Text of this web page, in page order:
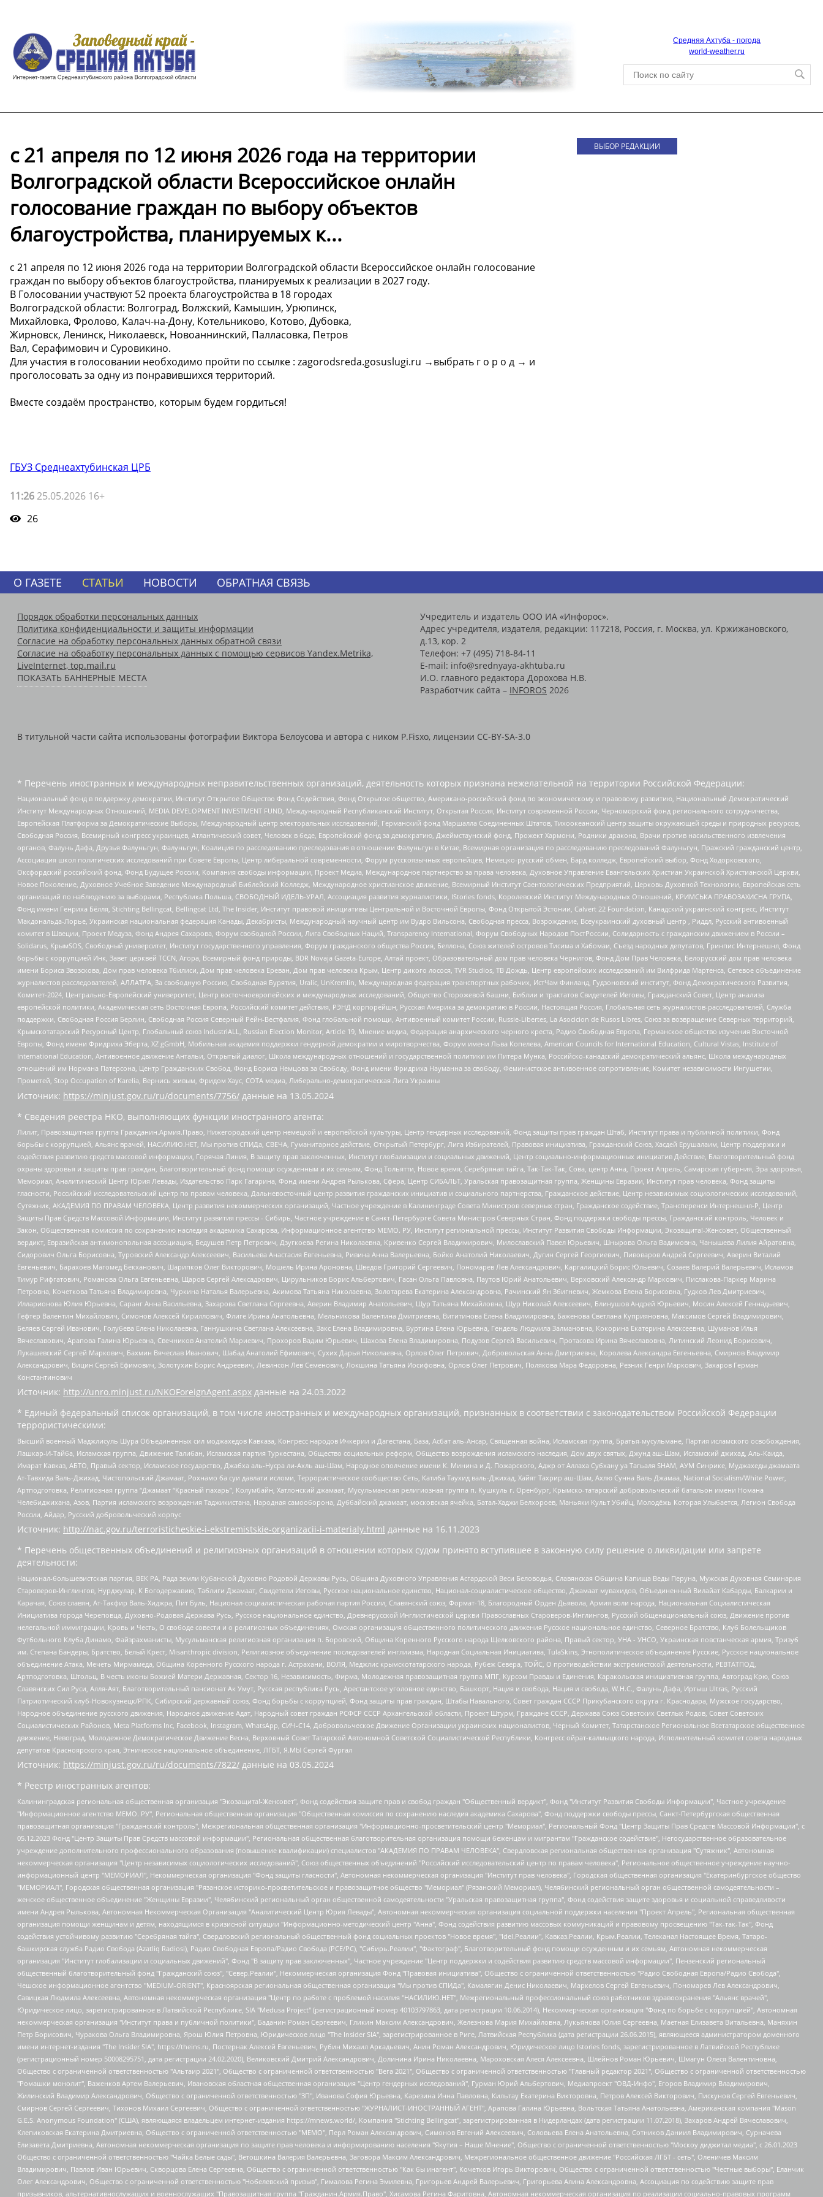
Средняя Ахтуба - погода
world-weather.ru
с 21 апреля по 12 июня 2026 года на территории
Волгоградской области Всероссийское онлайн
голосование граждан по выбору объектов
благоустройства, планируемых к...
с 21 апреля по 12 июня 2026 года на территории Волгоградской области Всероссийское онлайн голосование
граждан по выбору объектов благоустройства, планируемых к реализации в 2027 году.
В Голосовании участвуют 52 проекта благоустройства в 18 городах
Волгоградской области: Волгоград, Волжский, Камышин, Урюпинск,
Михайловка, Фролово, Калач-на-Дону, Котельниково, Котово, Дубовка,
Жирновск, Ленинск, Николаевск, Новоаннинский, Палласовка, Петров
Вал, Серафимович и Суровикино.
Для участия в голосовании необходимо пройти по ссылке : zagorodsreda.gosuslugi.ru →выбрать г о р о д → и
проголосовать за одну из понравившихся территорий.
Вместе создаём пространство, которым будем гордиться!
ГБУЗ Среднеахтубинская ЦРБ
11:26 25.05.2026 16+
26
ВЫБОР РЕДАКЦИИ
О ГАЗЕТЕ СТАТЬИ НОВОСТИ ОБРАТНАЯ СВЯЗЬ
Порядок обработки персональных данных
Политика конфиденциальности и защиты информации
Согласие на обработку персональных данных обратной связи
Согласие на обработку персональных данных с помощью сервисов Yandex.Metrika,
LiveInternet, top.mail.ru
ПОКАЗАТЬ БАННЕРНЫЕ МЕСТА
Учредитель и издатель ООО ИА «Инфорос».
Адрес учредителя, издателя, редакции: 117218, Россия, г. Москва, ул. Кржижановского,
д.13, кор. 2
Телефон: +7 (495) 718-84-11
E-mail: info@srednyaya-akhtuba.ru
И.О. главного редактора Дорохова Н.В.
Разработчик сайта – INFOROS 2026
В титульной части сайта использованы фотографии Виктора Белоусова и автора с ником P.Fisxo, лицензии CC-BY-SA-3.0
* Перечень иностранных и международных неправительственных организаций, деятельность которых признана нежелательной на территории Российской Федерации:
Национальный фонд в поддержку демократии, Институт Открытое Общество Фонд Содействия, Фонд Открытое общество, Американо-российский фонд по экономическому и правовому развитию, Национальный Демократический
Институт Международных Отношений, MEDIA DEVELOPMENT INVESTMENT FUND, Международный Республиканский Институт, Открытая Россия, Институт современной России, Черноморский фонд регионального сотрудничества,
Европейская Платформа за Демократические Выборы, Международный центр электоральных исследований, Германский фонд Маршалла Соединенных Штатов, Тихоокеанский центр защиты окружающей среды и природных ресурсов,
Свободная Россия, Всемирный конгресс украинцев, Атлантический совет, Человек в беде, Европейский фонд за демократию, Джеймстаунский фонд, Прожект Хармони, Родники дракона, Врачи против насильственного извлечения
органов, Фалунь Дафа, Друзья Фалуньгун, Фалуньгун, Коалиция по расследованию преследования в отношении Фалуньгун в Китае, Всемирная организация по расследованию преследований Фалуньгун, Пражский гражданский центр,
Ассоциация школ политических исследований при Совете Европы, Центр либеральной современности, Форум русскоязычных европейцев, Немецко-русский обмен, Бард колледж, Европейский выбор, Фонд Ходорковского,
Оксфордский российский фонд, Фонд Будущее России, Компания свободы информации, Проект Медиа, Международное партнерство за права человека, Духовное Управление Евангельских Христиан Украинской Христианской Церкви,
Новое Поколение, Духовное Учебное Заведение Международный Библейский Колледж, Международное христианское движение, Всемирный Институт Саентологических Предприятий, Церковь Духовной Технологии, Европейская сеть
организаций по наблюдению за выборами, Республика Польша, СВОБОДНЫЙ ИДЕЛЬ-УРАЛ, Ассоциация развития журналистики, IStories fonds, Королевский Институт Международных Отношений, КРИМСЬКА ПРАВОЗАХИСНА ГРУПА,
Фонд имени Генриха Бёлля, Stichting Bellingcat, Bellingcat Ltd, The Insider, Институт правовой инициативы Центральной и Восточной Европы, Фонд Открытой Эстонии, Calvert 22 Foundation, Канадский украинский конгресс, Институт
Макдональда-Лорье, Украинская национальная федерация Канады, Декабристы, Международный научный центр им Вудро Вильсона, Свободная пресса, Возрождение, Всеукраинский духовный центр , Риддл, Русский антивоенный
комитет в Швеции, Проект Медуза, Фонд Андрея Сахарова, Форум свободной России, Лига Свободных Наций, Transparеncy International, Форум Свободных Народов ПостРоссии, Солидарность с гражданским движением в России –
Solidarus, КрымSOS, Свободный университет, Институт государственного управления, Форум гражданского общества Россия, Беллона, Союз жителей островов Тисима и Хабомаи, Съезд народных депутатов, Гринпис Интернешнл, Фонд
борьбы с коррупцией Инк, Завет церквей TCCN, Агора, Всемирный фонд природы, BDR Novaja Gazeta-Europe, Алтай проект, Образовательный дом прав человека Чернигов, Фонд Дом Прав Человека, Белорусский дом прав человека
имени Бориса Звозскова, Дом прав человека Тбилиси, Дом прав человека Ереван, Дом прав человека Крым, Центр дикого лосося, TVR Studios, ТВ Дождь, Центр европейских исследований им Вилфрида Мартенса, Сетевое объединение
журналистов расследователей, АЛЛАТРА, За свободную Россию, Свободная Бурятия, Uralic, UnKremlin, Международная федерация транспортных рабочих, ИстЧам Финланд, Гудзоновский институт, Фонд Демократического Развития,
Комитет-2024, Центрально-Европейский университет, Центр восточноевропейских и международных исследований, Общество Сторожевой башни, Библии и трактатов Свидетелей Иеговы, Гражданский Совет, Центр анализа
европейской политики, Академическая сеть Восточная Европа, Российский комитет действия, РЭНД корпорейшн, Русская Америка за демократию в России, Настоящая Россия, Глобальная сеть журналистов-расследователей, Служба
поддержки, Свободная Россия Берлин, Свободная Россия Северный Рейн-Вестфалия, Фонд глобальной помощи, Антивоенный комитет России, Russie-Libertes, La Asocicion de Rusos Libres, Союз за возвращение Северных территорий,
Крымскотатарский Ресурсный Центр, Глобальный союз IndustriALL, Russian Election Monitor, Article 19, Мнение медиа, Федерация анархического черного креста, Радио Свободная Европа, Германское общество изучения Восточной
Европы, Фонд имени Фридриха Эберта, XZ gGmbH, Мобильная академия поддержки гендерной демократии и миротворчества, Форум имени Льва Копелева, American Councils for International Education, Cultural Vistas, Institute of
International Education, Антивоенное движение Антальи, Открытый диалог, Школа международных отношений и государственной политики им Питера Мунка, Российско-канадский демократический альянс, Школа международных
отношений им Нормана Патерсона, Центр Гражданских Свобод, Фонд Бориса Немцова за Свободу, Фонд имени Фридриха Науманна за свободу, Феминистское антивоенное сопротивление, Комитет независимости Ингушетии,
Прометей, Stop Occupation of Karelia, Вернись живым, Фридом Хаус, СОТА медиа, Либерально-демократическая Лига Украины
Источник: https://minjust.gov.ru/ru/documents/7756/ данные на 13.05.2024
* Сведения реестра НКО, выполняющих функции иностранного агента:
Лилит, Правозащитная группа Гражданин.Армия.Право, Нижегородский центр немецкой и европейской культуры, Центр гендерных исследований, Фонд защиты прав граждан Штаб, Институт права и публичной политики, Фонд
борьбы с коррупцией, Альянс врачей, НАСИЛИЮ.НЕТ, Мы против СПИДа, СВЕЧА, Гуманитарное действие, Открытый Петербург, Лига Избирателей, Правовая инициатива, Гражданский Союз, Хасдей Ерушалаим, Центр поддержки и
содействия развитию средств массовой информации, Горячая Линия, В защиту прав заключенных, Институт глобализации и социальных движений, Центр социально-информационных инициатив Действие, Благотворительный фонд
охраны здоровья и защиты прав граждан, Благотворительный фонд помощи осужденным и их семьям, Фонд Тольятти, Новое время, Серебряная тайга, Так-Так-Так, Сова, центр Анна, Проект Апрель, Самарская губерния, Эра здоровья,
Мемориал, Аналитический Центр Юрия Левады, Издательство Парк Гагарина, Фонд имени Андрея Рылькова, Сфера, Центр СИБАЛЬТ, Уральская правозащитная группа, Женщины Евразии, Институт прав человека, Фонд защиты
гласности, Российский исследовательский центр по правам человека, Дальневосточный центр развития гражданских инициатив и социального партнерства, Гражданское действие, Центр независимых социологических исследований,
Сутяжник, АКАДЕМИЯ ПО ПРАВАМ ЧЕЛОВЕКА, Центр развития некоммерческих организаций, Частное учреждение в Калининграде Совета Министров северных стран, Гражданское содействие, Трансперенси Интернешнл-Р, Центр
Защиты Прав Средств Массовой Информации, Институт развития прессы - Сибирь, Частное учреждение в Санкт-Петербурге Совета Министров Северных Стран, Фонд поддержки свободы прессы, Гражданский контроль, Человек и
Закон, Общественная комиссия по сохранению наследия академика Сахарова, Информационное агентство МЕМО. РУ, Институт региональной прессы, Институт Развития Свободы Информации, Экозащита!-Женсовет, Общественный
вердикт, Евразийская антимонопольная ассоциация, Бедушев Петр Петрович, Дзугкоева Регина Николаевна, Кривенко Сергей Владимирович, Милославский Павел Юрьевич, Шнырова Ольга Вадимовна, Чанышева Лилия Айратовна,
Сидорович Ольга Борисовна, Туровский Александр Алексеевич, Васильева Анастасия Евгеньевна, Ривина Анна Валерьевна, Бойко Анатолий Николаевич, Дугин Сергей Георгиевич, Пивоваров Андрей Сергеевич, Аверин Виталий
Евгеньевич, Барахоев Магомед Бекханович, Шарипков Олег Викторович, Мошель Ирина Ароновна, Шведов Григорий Сергеевич, Пономарев Лев Александрович, Каргалицкий Борис Юльевич, Созаев Валерий Валерьевич, Исламов
Тимур Рифгатович, Романова Ольга Евгеньевна, Щаров Сергей Алексадрович, Цирульников Борис Альбертович, Гасан Ольга Павловна, Паутов Юрий Анатольевич, Верховский Александр Маркович, Пислакова-Паркер Марина
Петровна, Кочеткова Татьяна Владимировна, Чуркина Наталья Валерьевна, Акимова Татьяна Николаевна, Золотарева Екатерина Александровна, Рачинский Ян Збигневич, Жемкова Елена Борисовна, Гудков Лев Дмитриевич,
Илларионова Юлия Юрьевна, Саранг Анна Васильевна, Захарова Светлана Сергеевна, Аверин Владимир Анатольевич, Щур Татьяна Михайловна, Щур Николай Алексеевич, Блинушов Андрей Юрьевич, Мосин Алексей Геннадьевич,
Гефтер Валентин Михайлович, Симонов Алексей Кириллович, Флиге Ирина Анатольевна, Мельникова Валентина Дмитриевна, Вититинова Елена Владимировна, Баженова Светлана Куприяновна, Максимов Сергей Владимирович,
Беляев Сергей Иванович, Голубева Елена Николаевна, Ганнушкина Светлана Алексеевна, Закс Елена Владимировна, Буртина Елена Юрьевна, Гендель Людмила Залмановна, Кокорина Екатерина Алексеевна, Шуманов Илья
Вячеславович, Арапова Галина Юрьевна, Свечников Анатолий Мариевич, Прохоров Вадим Юрьевич, Шахова Елена Владимировна, Подузов Сергей Васильевич, Протасова Ирина Вячеславовна, Литинский Леонид Борисович,
Лукашевский Сергей Маркович, Бахмин Вячеслав Иванович, Шабад Анатолий Ефимович, Сухих Дарья Николаевна, Орлов Олег Петрович, Добровольская Анна Дмитриевна, Королева Александра Евгеньевна, Смирнов Владимир
Александрович, Вицин Сергей Ефимович, Золотухин Борис Андреевич, Левинсон Лев Семенович, Локшина Татьяна Иосифовна, Орлов Олег Петрович, Полякова Мара Федоровна, Резник Генри Маркович, Захаров Герман
Константинович
Источник: http://unro.minjust.ru/NKOForeignAgent.aspx данные на 24.03.2022
* Единый федеральный список организаций, в том числе иностранных и международных организаций, признанных в соответствии с законодательством Российской Федерации
террористическими:
Высший военный Маджлисуль Шура Объединенных сил моджахедов Кавказа, Конгресс народов Ичкерии и Дагестана, База, Асбат аль-Ансар, Священная война, Исламская группа, Братья-мусульмане, Партия исламского освобождения,
Лашкар-И-Тайба, Исламская группа, Движение Талибан, Исламская партия Туркестана, Общество социальных реформ, Общество возрождения исламского наследия, Дом двух святых, Джунд аш-Шам, Исламский джихад, Аль-Каида,
Имарат Кавказ, АБТО, Правый сектор, Исламское государство, Джабха аль-Нусра ли-Ахль аш-Шам, Народное ополчение имени К. Минина и Д. Пожарского, Аджр от Аллаха Субхану уа Тагьаля SHAM, АУМ Синрике, Муджахеды джамаата
Ат-Тавхида Валь-Джихад, Чистопольский Джамаат, Рохнамо ба суи давлати исломи, Террористическое сообщество Сеть, Катиба Таухид валь-Джихад, Хайят Тахрир аш-Шам, Ахлю Сунна Валь Джамаа, National Socialism/White Power,
Артподготовка, Религиозная группа “Джамаат “Красный пахарь”, Колумбайн, Хатлонский джамаат, Мусульманская религиозная группа п. Кушкуль г. Оренбург, Крымско-татарский добровольческий батальон имени Номана
Челебиджихана, Азов, Партия исламского возрождения Таджикистана, Народная самооборона, Дуббайский джамаат, московская ячейка, Батал-Хаджи Белхороев, Маньяки Культ Убийц, Молодёжь Которая Улыбается, Легион Свобода
России, Айдар, Русский добровольческий корпус
Источник: http://nac.gov.ru/terroristicheskie-i-ekstremistskie-organizacii-i-materialy.html данные на 16.11.2023
* Перечень общественных объединений и религиозных организаций в отношении которых судом принято вступившее в законную силу решение о ликвидации или запрете
деятельности:
Национал-большевистская партия, ВЕК РА, Рада земли Кубанской Духовно Родовой Державы Русь, Община Духовного Управления Асгардской Веси Беловодья, Славянская Община Капища Веды Перуна, Мужская Духовная Семинария
Староверов-Инглингов, Нурджулар, К Богодержавию, Таблиги Джамаат, Свидетели Иеговы, Русское национальное единство, Национал-социалистическое общество, Джамаат мувахидов, Объединенный Вилайат Кабарды, Балкарии и
Карачая, Союз славян, Ат-Такфир Валь-Хиджра, Пит Буль, Национал-социалистическая рабочая партия России, Славянский союз, Формат-18, Благородный Орден Дьявола, Армия воли народа, Национальная Социалистическая
Инициатива города Череповца, Духовно-Родовая Держава Русь, Русское национальное единство, Древнерусской Инглистической церкви Православных Староверов-Инглингов, Русский общенациональный союз, Движение против
нелегальной иммиграции, Кровь и Честь, О свободе совести и о религиозных объединениях, Омская организация общественного политического движения Русское национальное единство, Северное Братство, Клуб Болельщиков
Футбольного Клуба Динамо, Файзрахманисты, Мусульманская религиозная организация п. Боровский, Община Коренного Русского народа Щелковского района, Правый сектор, УНА - УНСО, Украинская повстанческая армия, Тризуб
им. Степана Бандеры, Братство, Белый Крест, Misanthropic division, Религиозное объединение последователей инглиизма, Народная Социальная Инициатива, TulaSkins, Этнополитическое объединение Русские, Русское национальное
объединение Атака, Мечеть Мирмамеда, Община Коренного Русского народа г. Астрахани, ВОЛЯ, Меджлис крымскотатарского народа, Рубеж Севера, ТОЙС, О противодействии экстремистской деятельности, РЕВТАТПОД,
Артподготовка, Штольц, В честь иконы Божией Матери Державная, Сектор 16, Независимость, Фирма, Молодежная правозащитная группа МПГ, Курсом Правды и Единения, Каракольская инициативная группа, Автоград Крю, Союз
Славянских Сил Руси, Алля-Аят, Благотворительный пансионат Ак Умут, Русская республика Русь, Арестантское уголовное единство, Башкорт, Нация и свобода, Нация и свобода, W.H.С., Фалунь Дафа, Иртыш Ultras, Русский
Патриотический клуб-Новокузнецк/РПК, Сибирский державный союз, Фонд борьбы с коррупцией, Фонд защиты прав граждан, Штабы Навального, Совет граждан СССР Прикубанского округа г. Краснодара, Мужское государство,
Народное объединение русского движения, Народное движение Адат, Народный совет граждан РСФСР СССР Архангельской области, Проект Штурм, Граждане СССР, Держава Союз Советских Светлых Родов, Совет Советских
Социалистических Районов, Meta Platforms Inc, Facebook, Instagram, WhatsApp, СИЧ-С14, Добровольческое Движение Организации украинских националистов, Черный Комитет, Татарстанское Региональное Всетатарское общественное
движение, Невоград, Молодежное Демократическое Движение Весна, Верховный Совет Татарской Автономной Советской Социалистической Республики, Конгресс ойрат-калмыцкого народа, Исполнительный комитет совета народных
депутатов Красноярского края, Этническое национальное объединение, ЛГБТ, Я.МЫ Сергей Фургал
Источник: https://minjust.gov.ru/ru/documents/7822/ данные на 03.05.2024
* Реестр иностранных агентов:
Калининградская региональная общественная организация "Экозащита!-Женсовет", Фонд содействия защите прав и свобод граждан "Общественный вердикт", Фонд "Институт Развития Свободы Информации", Частное учреждение "Информационное агентство МЕМО. РУ", Региональная общественная организация "Общественная комиссия по сохранению наследия академика Сахарова", Фонд поддержки свободы прессы, Санкт-Петербургская общественная правозащитная организация "Гражданский контроль", Межрегиональная общественная организация "Информационно-просветительский центр "Мемориал", Региональный Фонд "Центр Защиты Прав Средств Массовой Информации", с 05.12.2023 Фонд "Центр Защиты Прав Средств массовой информации", Региональная общественная благотворительная организация помощи беженцам и мигрантам "Гражданское содействие", Негосударственное образовательное учреждение дополнительного профессионального образования (повышение квалификации) специалистов "АКАДЕМИЯ ПО ПРАВАМ ЧЕЛОВЕКА", Свердловская региональная общественная организация "Сутяжник", Автономная некоммерческая организация "Центр независимых социологических исследований", Союз общественных объединений "Российский исследовательский центр по правам человека", Региональное общественное учреждение научно-информационный центр "МЕМОРИАЛ", Некоммерческая организация "Фонд защиты гласности", Автономная некоммерческая организация "Институт прав человека", Городская общественная организация "Екатеринбургское общество "МЕМОРИАЛ", Городская общественная организация "Рязанское историко-просветительское и правозащитное общество "Мемориал" (Рязанский Мемориал), Челябинский региональный орган общественной самодеятельности – женское общественное объединение "Женщины Евразии", Челябинский региональный орган общественной самодеятельности "Уральская правозащитная группа", Фонд содействия защите здоровья и социальной справедливости имени Андрея Рылькова, Автономная Некоммерческая Организация "Аналитический Центр Юрия Левады", Автономная некоммерческая организация социальной поддержки населения "Проект Апрель", Региональная общественная организация помощи женщинам и детям, находящимся в кризисной ситуации "Информационно-методический центр "Анна", Фонд содействия развитию массовых коммуникаций и правовому просвещению "Так-так-Так", Фонд содействия устойчивому развитию "Серебряная тайга", Свердловский региональный общественный фонд социальных проектов "Новое время", "Idel.Реалии", Кавказ.Реалии, Крым.Реалии, Телеканал Настоящее Время, Татаро-башкирская служба Радио Свобода (Azatliq Radiosi), Радио Свободная Европа/Радио Свобода (PCE/PC), "Сибирь.Реалии", "Фактограф", Благотворительный фонд помощи осужденным и их семьям, Автономная некоммерческая организация "Институт глобализации и социальных движений", Фонд "В защиту прав заключенных", Частное учреждение "Центр поддержки и содействия развитию средств массовой информации", Пензенский региональный общественный благотворительный фонд "Гражданский союз", "Север.Реалии", Некоммерческая организация Фонд "Правовая инициатива", Общество с ограниченной ответственностью "Радио Свободная Европа/Радио Свобода", Чешское информационное агентство "MEDIUM-ORIENT", Красноярская региональная общественная организация "Мы против СПИДа", Камалягин Денис Николаевич, Маркелов Сергей Евгеньевич, Пономарев Лев Александрович, Савицкая Людмила Алексеевна, Автономная некоммерческая организация "Центр по работе с проблемой насилия "НАСИЛИЮ.НЕТ", Межрегиональный профессиональный союз работников здравоохранения "Альянс врачей", Юридическое лицо, зарегистрированное в Латвийской Республике, SIA "Medusa Project" (регистрационный номер 40103797863, дата регистрации 10.06.2014), Некоммерческая организация "Фонд по борьбе с коррупцией", Автономная некоммерческая организация "Институт права и публичной политики", Баданин Роман Сергеевич, Гликин Максим Александрович, Железнова Мария Михайловна, Лукьянова Юлия Сергеевна, Маетная Елизавета Витальевна, Маняхин Петр Борисович, Чуракова Ольга Владимировна, Ярош Юлия Петровна, Юридическое лицо "The Insider SIA", зарегистрированное в Риге, Латвийская Республика (дата регистрации 26.06.2015), являющееся администратором доменного имени интернет-издания "The Insider SIA", https://theins.ru, Постернак Алексей Евгеньевич, Рубин Михаил Аркадьевич, Анин Роман Александрович, Юридическое лицо Istories fonds, зарегистрированное в Латвийской Республике (регистрационный номер 50008295751, дата регистрации 24.02.2020), Великовский Дмитрий Александрович, Долинина Ирина Николаевна, Мароховская Алеся Алексеевна, Шлейнов Роман Юрьевич, Шмагун Олеся Валентиновна, Общество с ограниченной ответственностью "Альтаир 2021", Общество с ограниченной ответственностью "Вега 2021", Общество с ограниченной ответственностью "Главный редактор 2021", Общество с ограниченной ответственностью "Ромашки монолит", Важенков Артем Валерьевич, Ивановская областная общественная организация "Центр гендерных исследований", Гурман Юрий Альбертович, Медиапроект "ОВД-Инфо", Егоров Владимир Владимирович, Жилинский Владимир Александрович, Общество с ограниченной ответственностью "ЗП", Иванова София Юрьевна, Карезина Инна Павловна, Кильтау Екатерина Викторовна, Петров Алексей Викторович, Пискунов Сергей Евгеньевич, Смирнов Сергей Сергеевич, Тихонов Михаил Сергеевич, Общество с ограниченной ответственностью "ЖУРНАЛИСТ-ИНОСТРАННЫЙ АГЕНТ", Арапова Галина Юрьевна, Вольтская Татьяна Анатольевна, Американская компания "Mason G.E.S. Anonymous Foundation" (США), являющаяся владельцем интернет-издания https://mnews.world/, Компания "Stichting Bellingcat", зарегистрированная в Нидерландах (дата регистрации 11.07.2018), Захаров Андрей Вячеславович, Клепиковская Екатерина Дмитриевна, Общество с ограниченной ответственностью "МЕМО", Перл Роман Александрович, Симонов Евгений Алексеевич, Соловьева Елена Анатольевна, Сотников Даниил Владимирович, Сурначева Елизавета Дмитриевна, Автономная некоммерческая организация по защите прав человека и информированию населения "Якутия – Наше Мнение", Общество с ограниченной ответственностью "Москоу диджитал медиа", с 26.01.2023 Общество с ограниченной ответственностью "Чайка Белые сады", Ветошкина Валерия Валерьевна, Заговора Максим Александрович, Межрегиональное общественное движение "Российская ЛГБТ - сеть", Оленичев Максим Владимирович, Павлов Иван Юрьевич, Скворцова Елена Сергеевна, Общество с ограниченной ответственностью "Как бы инагент", Кочетков Игорь Викторович, Общество с ограниченной ответственностью "Честные выборы", Еланчик Олег Александрович, Общество с ограниченной ответственностью "Нобелевский призыв", Гималова Регина Эмилевна, Григорьев Андрей Валерьевич, Григорьева Алина Александровна, Ассоциация по содействию защите прав призывников, альтернативнослужащих и военнослужащих "Правозащитная группа "Гражданин.Армия.Право", Хисамова Регина Фаритовна, Автономная некоммерческая организация по реализации социально-правовых программ "Лилит", Дальневосточное общественное движение "Маяк", Санкт-Петербургская ЛГБТ-инициативная группа "Выход", Инициативная группа ЛГБТ+ "Реверс", Алексеев Андрей Викторович, Бекбулатова Таисия Львовна, Беляев Иван Михайлович, Владыкина Елена Сергеевна, Гельман Марат Александрович, Никульшина Вероника Юрьевна, Толоконникова Надежда Андреевна, Шендерович Виктор Анатольевич, Общество с ограниченной ответственностью "Данное сообщение", Общество с ограниченной ответственностью Издательский дом "Новая глава", Айнбиндер Александра Александровна, Московский комьюнити-центр для ЛГБТ+инициатив, Благотворительный фонд развития филантропии, Deutsche Welle (Германия, Kurt-Schumacher-Strasse 3, 53113 Bonn), Борзунова Мария Михайловна, Воробьев Виктор Викторович, Голубева Анна Львовна, Константинова Алла Михайловна, Малкова Ирина Владимировна, Мурадов Мурад Абдулгалимович, Осетинская Елизавета Николаевна, Понасенков Евгений Николаевич, Ганапольский Матвей Юрьевич, Киселев Евгений Алексеевич, Борухович Ирина Григорьевна, Дремин Иван Тимофеевич, Дубровский Дмитрий Викторович, Красноярская региональная общественная организация поддержки и развития альтернативных образовательных технологий и межкультурных коммуникаций "ИНТЕРРА", Маяковская Екатерина Алексеевна, Фейгин Марк Захарович, Филимонов Андрей Викторович, Дзугкоева Регина Николаевна, Доброхотов Роман Александрович, Дудь Юрий Александрович, Елкин Сергей Владимирович, Кругликов Кирилл Игоревич, Сабунаева Мария Леонидовна, Семенов Алексей Владимирович, Шаинян Карен Багратович, Шульман Екатерина Михайловна, Асафьев Артур Валерьевич, Вахштайн Виктор Семенович, Венедиктов Алексей Алексеевич, Лушникова Екатерина Евгеньевна, Волков Леонид Михайлович, Невзоров Александр Глебович, Пархоменко Сергей Борисович, Сироткин Ярослав Николаевич, Кара-Мурза Владимир Владимирович, Баранова Наталья Владимировна, Гозман Леонид Яковлевич, Кагарлицкий Борис Юльевич, Климарев Михаил Валерьевич, Милов Владимир Станиславович, Автономная некоммерческая организация Краснодарский центр современного искусства "Типография", Моргенштерн Алишер Тагирович, Соболь Любовь Эдуардовна, Общество с ограниченной ответственностью "ЛИЗА НОРМ", Каспаров Гарри Кимович, Ходорковский Михаил Борисович, Общество с ограниченной ответственностью "Апрельские тезисы", Данилович Ирина Брониславовна, Кашин Олег Владимирович, Петров Николай Владимирович, Пивоваров Алексей Владимирович, Соколов Михаил Владимирович, Цветкова Юлия Владимировна, Чичваркин Евгений Александрович, Комитет против пыток/Команда против пыток, Общество с ограниченной ответственностью "Первый научный", Общество с ограниченной ответственностью "Вертолет и ко", Белоцерковская Вероника Борисовна, Кац Максим Евгеньевич, Лазарева Татьяна Юрьевна, Шаведдинов Руслан Табризович, Яшин Илья Валерьевич, Общество с ограниченной ответственностью "Иноагент ААВ", Алешковский Дмитрий Петрович, Альбац Евгения Марковна, Быков Дмитрий Львович, Галямина Юлия Евгеньевна, Лойко Сергей Леонидович, Мартынов Кирилл Константинович, Медведев Сергей Александрович, Крашенинников Федор Геннадиевич, Гордеева Катерина Вл